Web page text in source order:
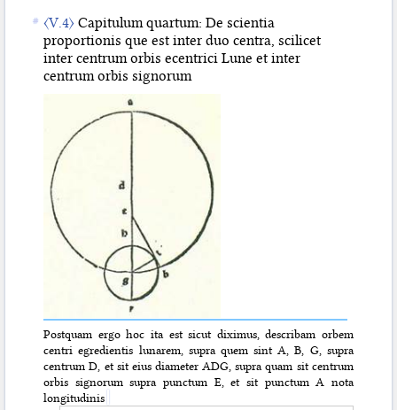
〈V.4〉 Capitulum quartum: De scientia
proportionis que est inter duo centra, scilicet
inter centrum orbis ecentrici Lune et inter
centrum orbis signorum
Postquam ergo hoc ita est sicut diximus, describam orbem
centri egredientis lunarem, supra quem sint A, B, G, supra
centrum D, et sit eius diameter ADG, supra quam sit centrum
orbis signorum supra punctum E, et sit punctum A nota
longitudinis